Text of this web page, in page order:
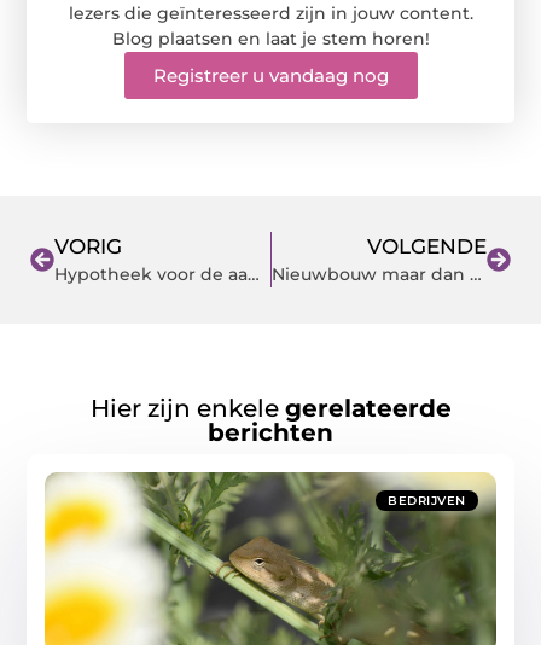
lezers die geïnteresseerd zijn in jouw content.
Blog plaatsen en laat je stem horen!
Registreer u vandaag nog
VORIG
Hypotheek voor de aandeelhouder
VOLGENDE
Nieuwbouw maar dan graag zonder ongelukken
Hier zijn enkele gerelateerde
berichten
BEDRIJVEN